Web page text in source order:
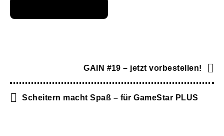
GAIN #19 – jetzt vorbestellen!
Scheitern macht Spaß – für GameStar PLUS